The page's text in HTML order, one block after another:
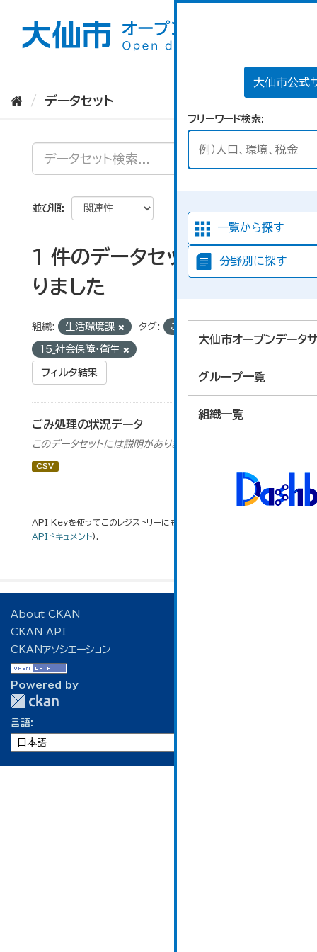
大仙市公式
フリーワード検索
一覧から探す
分野別に探す
大仙市オープンデータ
グループ一覧
組織一覧
データセット
並び順
1 件のデータセットが見つか
りました
組織: 生活環境課 タグ: ごみ処理
15_社会保障・衛生
フィルタ結果
ごみ処理の状況データ
このデータセットには説明がありません
CSV
API Keyを使ってこのレジストリーにもアクセス可能です
APIドキュメント).
About CKAN
CKAN API
CKANアソシエーション
Powered by
言語